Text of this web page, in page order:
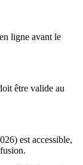
ligne avant le
être valide au
est accessible,